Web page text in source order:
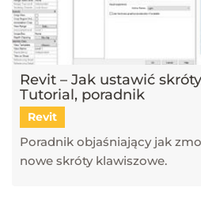
Revit – Jak ustawić
Tutorial, poradnik
Revit
Poradnik objaśniający jak
nowe skróty klawiszowe.